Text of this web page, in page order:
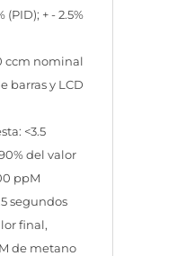
(PID); + - 2.5%
ccm nominal
barras y LCD
<3.5
del valor
ppM
segundos
final,
de metano